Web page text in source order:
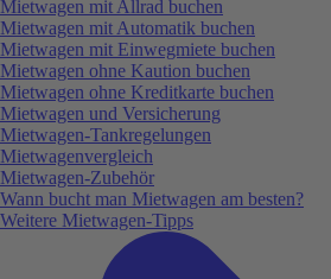
Mietwagen mit Allrad buchen
Mietwagen mit Automatik buchen
Mietwagen mit Einwegmiete buchen
Mietwagen ohne Kaution buchen
Mietwagen ohne Kreditkarte buchen
Mietwagen und Versicherung
Mietwagen-Tankregelungen
Mietwagenvergleich
Mietwagen-Zubehör
Wann bucht man Mietwagen am besten?
Weitere Mietwagen-Tipps